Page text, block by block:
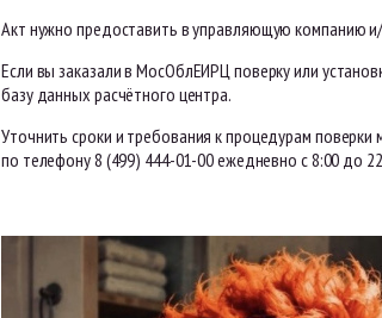
Акт нужно предоставить в управляющую компанию
Если вы заказали в МосОблЕИРЦ поверку или
базу данных расчётного центра.
Уточнить сроки и требования к процедурам поверки
по телефону 8 (499) 444-01-00 ежедневно с 8:00 до